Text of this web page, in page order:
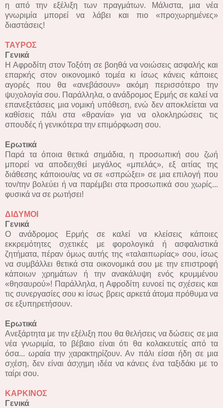
η από την εξέλιξη των πραγμάτων. Μάλιστα, μια νέα
γνωριμία μπορεί να λάβει και πιο «προχωρημένες»
διαστάσεις!
ΤΑΥΡΟΣ
Γενικά
Η Αφροδίτη στον Τοξότη σε βοηθά να νοιώσεις ασφαλής και
επαρκής στον οικονομικό τομέα κι ίσως κάνεις κάποιες
αγορές που θα «ανεβάσουν» ακόμη περισσότερο την
ψυχολογία σου. Παράλληλα, ο ανάδρομος Ερμής σε καλεί να
επανεξετάσεις μια νομική υπόθεση, ενώ δεν αποκλείεται να
καθίσεις πάλι στα «θρανία» για να ολοκληρώσεις τις
σπουδές ή γενικότερα την επιμόρφωση σου.
Ερωτικά
Παρά τα όποια θετικά σημάδια, η προσωπική σου ζωή
μπορεί να αποδειχθεί μεγάλος «μπελάς», εξ αιτίας της
διάθεσης κάποιου/ας να σε «σπρώξει» σε μια επιλογή που
τον/την βολεύει ή να παρέμβει στα προσωπικά σου χωρίς...
φυσικά να σε ρωτήσει!
ΔΙΔΥΜΟΙ
Γενικά
Ο ανάδρομος Ερμής σε καλεί να κλείσεις κάποιες
εκκρεμότητες σχετικές με φορολογικά ή ασφαλιστικά
ζητήματα, πέραν όμως αυτής της «ταλαιπωρίας» σου, ίσως
να συμβάλλει θετικά στα οικονομικά σου με την επιστροφή
κάποιων χρημάτων ή την ανακάλυψη ενός κρυμμένου
«θησαυρού»! Παράλληλα, η Αφροδίτη ευνοεί τις σχέσεις και
τις συνεργασίες σου κι ίσως βρεις αρκετά άτομα πρόθυμα να
σε εξυπηρετήσουν.
Ερωτικά
Ανεξάρτητα με την εξέλιξη που θα θελήσεις να δώσεις σε μια
νέα γνωριμία, το βέβαιο είναι ότι θα κολακευτείς από τα
όσα... ωραία την χαρακτηρίζουν. Αν πάλι είσαι ήδη σε μια
σχέση, δεν είναι άσχημη ιδέα να κάνεις ένα ταξιδάκι με το
ταίρι σου.
ΚΑΡΚΙΝΟΣ
Γενικά